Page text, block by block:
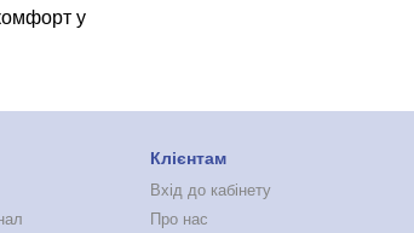
у
Клієнтам
Вхід до кабінету
Про нас